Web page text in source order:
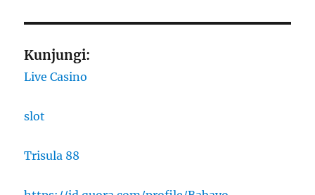
Kunjungi:
Live Casino
slot
Trisula 88